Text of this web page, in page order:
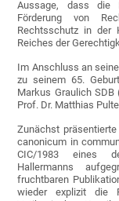
Aussage, dass die
Förderung von
Rechtsschutz in der
Reiches der
Im Anschluss an
zu seinem 65.
Markus Graulich
Prof. Dr. Matthias
Zunächst
canonicum in
CIC/1983 eines
Hallermanns
fruchtbaren
wieder explizit die